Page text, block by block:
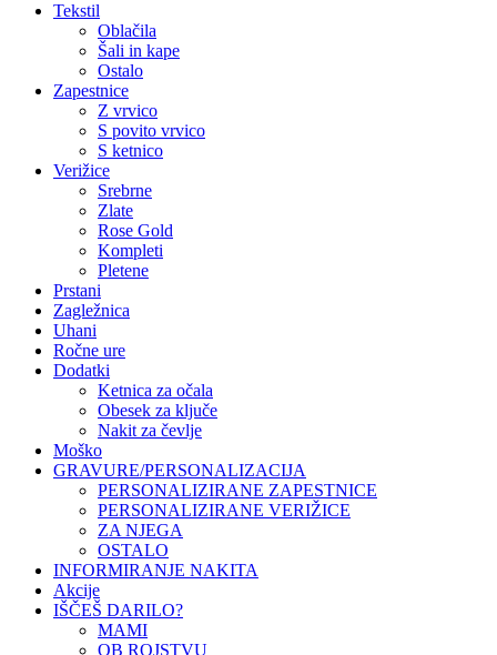
Tekstil
Oblačila
Šali in kape
Ostalo
Zapestnice
Z vrvico
S povito vrvico
S ketnico
Verižice
Srebrne
Zlate
Rose Gold
Kompleti
Pletene
Prstani
Zagležnica
Uhani
Ročne ure
Dodatki
Ketnica za očala
Obesek za ključe
Nakit za čevlje
Moško
GRAVURE/PERSONALIZACIJA
PERSONALIZIRANE ZAPESTNICE
PERSONALIZIRANE VERIŽICE
ZA NJEGA
OSTALO
INFORMIRANJE NAKITA
Akcije
IŠČEŠ DARILO?
MAMI
OB ROJSTVU